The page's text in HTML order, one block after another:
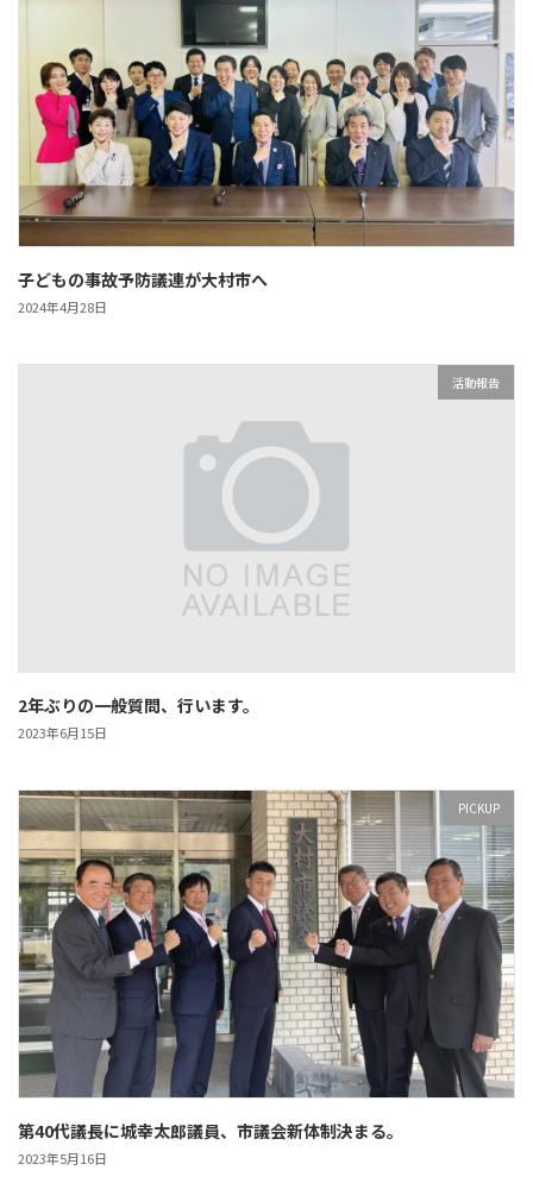
子どもの事故予防議連が大村市へ
2024年4月28日
活動報告
2年ぶりの一般質問、行います。
2023年6月15日
PICKUP
第40代議長に城幸太郎議員、市議会新体制決まる。
2023年5月16日